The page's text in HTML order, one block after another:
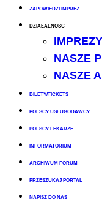
ZAPOWIEDZI IMPREZ
DZIAŁALNOŚĆ
NASZE
NASZE
BILETY/TICKETS
POLSCY USŁUGODAWCY
POLSCY LEKARZE
INFORMATORIUM
ARCHIWUM FORUM
PRZESZUKAJ PORTAL
NAPISZ DO NAS